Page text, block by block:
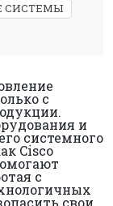
СИСТЕМЫ
с
и
системного
Cisco
с
свои